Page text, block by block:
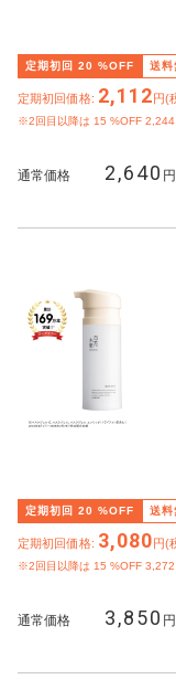
定期初回 20 %OFF 送料
定期初回価格: 2,112円(
※2回目以降は 15 %OFF 2,244
通常価格 2,640
定期初回 20 %OFF 送料
定期初回価格: 3,080円(
※2回目以降は 15 %OFF 3,272
通常価格 3,850